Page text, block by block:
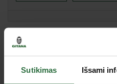
Sutikimas Išsami